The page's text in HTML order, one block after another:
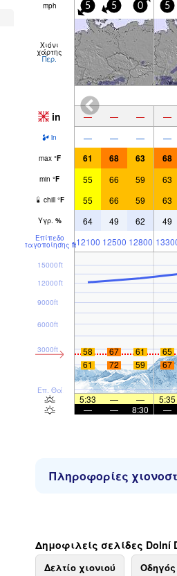
mph 5 5 0 5
Χιόνι
χάρτης
Περ.
in — — — —
in — — — —
max °F 61 68 63 68
min °F 55 66 59 63
chill °F 55 66 59 63
Υγρ. % 64 49 62 49
Επίπεδο
παγοποίησης ft12100 12500 12800
Επ. Θάλ
3000ft
6000ft
9000ft
12000ft
15000ft
58 67 61 65
61
72 59 67
5:33 — — 5:35
—
— 8:30 —
Πληροφορίες
Δημοφιλείς σελίδες Dolní
Δελτίο χιονιού Οδηγός